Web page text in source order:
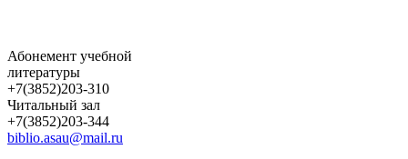
Абонемент учебной
литературы
+7(3852)203-310
Читальный зал
+7(3852)203-344
biblio.asau@mail.ru